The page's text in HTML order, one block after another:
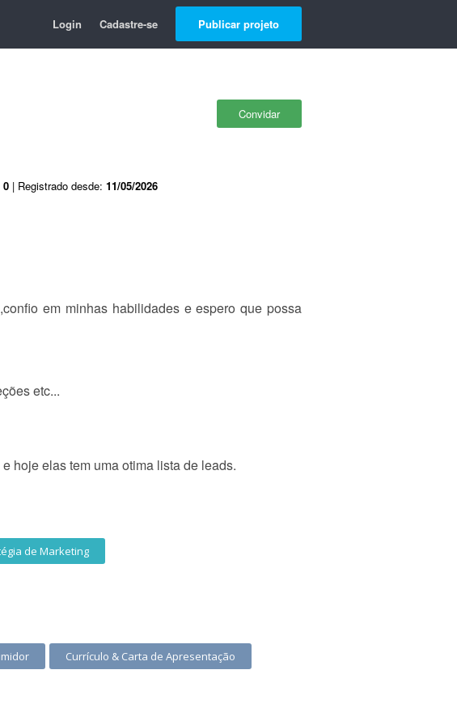
Login Cadastre-se Publicar projeto
Convidar
0 | Registrado desde: 11/05/2026
em minhas habilidades e espero que possa
etc...
hoje elas tem uma otima lista de leads.
de Marketing
Currículo & Carta de Apresentação